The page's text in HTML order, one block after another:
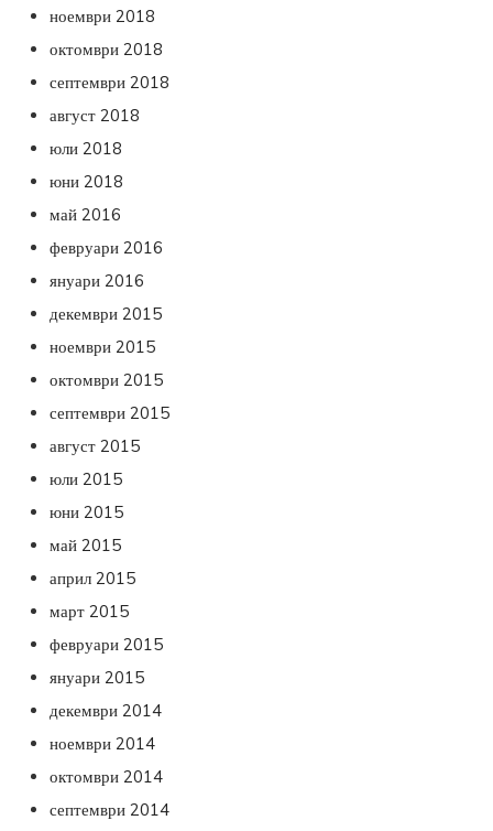
ноември 2018
октомври 2018
септември 2018
август 2018
юли 2018
юни 2018
май 2016
февруари 2016
януари 2016
декември 2015
ноември 2015
октомври 2015
септември 2015
август 2015
юли 2015
юни 2015
май 2015
април 2015
март 2015
февруари 2015
януари 2015
декември 2014
ноември 2014
октомври 2014
септември 2014